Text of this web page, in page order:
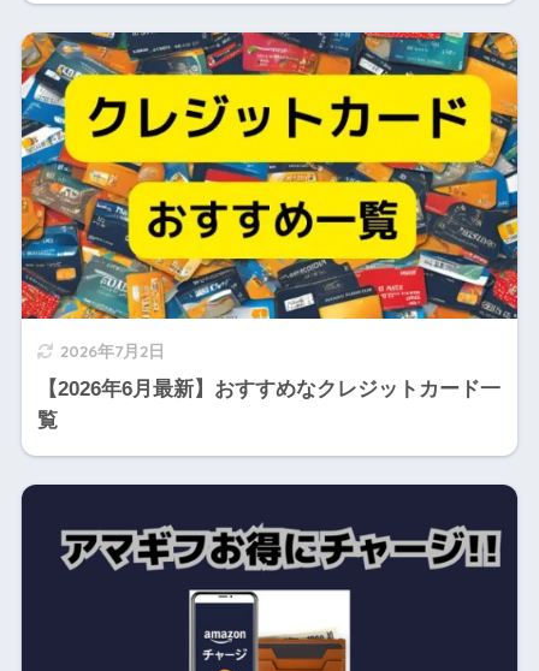
2026年7月2日
【2026年6月最新】おすすめなクレジットカード一
覧